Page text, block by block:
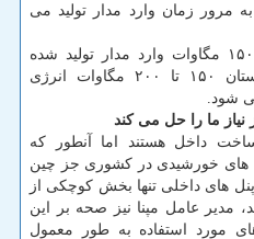
مرور زمان وارد مدار تولید می
وی با اشاره به این که تابحال ۱۵۰ مگاوات وارد مدار تولید شده
است، اشاره کرد: تا پایان تابستان ۱۵۰ تا ۲۰۰ مگاوات انرژی
شود.
داخل هستند اما آنطور که
های خورشیدی در کشوری جز چین
های داخلی تنها بخش کوچکی از
مدیر عامل مپنا نیز صحه بر این
مورد استفاده به طور معمول